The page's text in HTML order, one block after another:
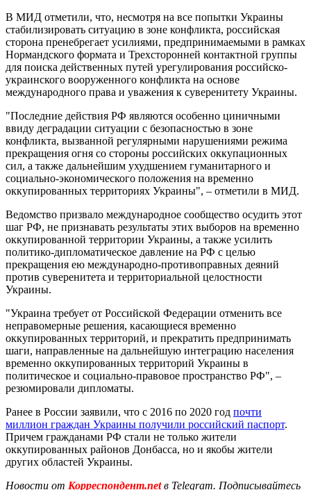
В МИД отметили, что, несмотря на все попытки Украины
стабилизировать ситуацию в зоне конфликта, российская
сторона пренебрегает усилиями, предпринимаемыми в рамках
Нормандского формата и Трехсторонней контактной группы
для поиска действенных путей урегулирования российско-
украинского вооруженного конфликта на основе
международного права и уважения к суверенитету Украины.
"Последние действия РФ являются особенно циничными
ввиду деградации ситуации с безопасностью в зоне
конфликта, вызванной регулярными нарушениями режима
прекращения огня со стороны российских оккупационных
сил, а также дальнейшим ухудшением гуманитарного и
социально-экономического положения на временно
оккупированных территориях Украины", – отметили в МИД.
Ведомство призвало международное сообщество осудить этот
шаг РФ, не признавать результаты этих выборов на временно
оккупированной территории Украины, а также усилить
политико-дипломатическое давление на РФ с целью
прекращения ею международно-противоправных деяний
против суверенитета и территориальной целостности
Украины.
"Украина требует от Российской Федерации отменить все
неправомерные решения, касающиеся временно
оккупированных территорий, и прекратить предпринимать
шаги, направленные на дальнейшую интеграцию населения
временно оккупированных территорий Украины в
политическое и социально-правовое пространство РФ", –
резюмировали дипломаты.
Ранее в России заявили, что с 2016 по 2020 год почти
миллион граждан Украины получили российский паспорт.
Причем гражданами РФ стали не только жители
оккупированных районов Донбасса, но и якобы жители
других областей Украины.
Новости от Корреспондент.netв Telegram. Подписывайтесь